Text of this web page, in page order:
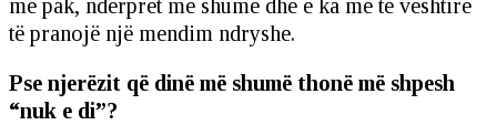
më pak, ndërpret më shumë dhe e ka më të vështirë
të pranojë një mendim ndryshe.
Pse njerëzit që dinë më shumë thonë më shpesh
“nuk e di”?